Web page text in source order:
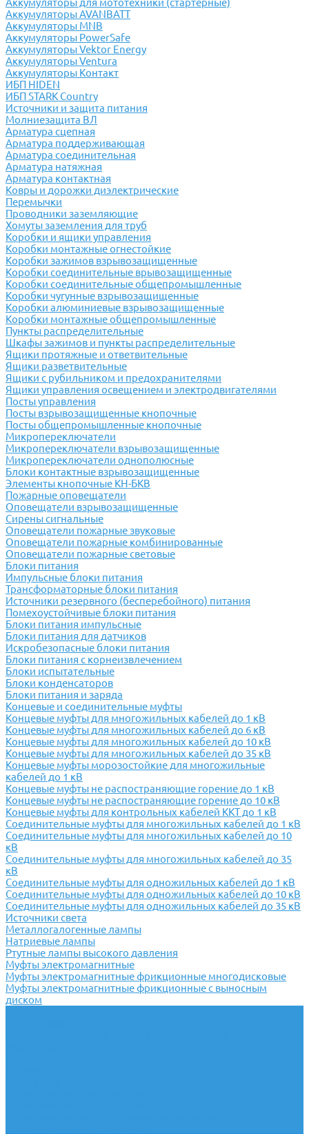
Аккумуляторы для мототехники (стартерные)
Аккумуляторы AVANBATT
Аккумуляторы MNB
Аккумуляторы PowerSafe
Аккумуляторы Vektor Energy
Аккумуляторы Ventura
Аккумуляторы Контакт
ИБП HIDEN
ИБП STARK Country
Источники и защита питания
Молниезащита ВЛ
Арматура сцепная
Арматура поддерживающая
Арматура соединительная
Арматура натяжная
Арматура контактная
Ковры и дорожки диэлектрические
Перемычки
Проводники заземляющие
Хомуты заземления для труб
Коробки и ящики управления
Коробки монтажные огнестойкие
Коробки зажимов взрывозащищенные
Коробки соединительные врывозащищенные
Коробки соединительные общепромышленные
Коробки чугунные взрывозащищенные
Коробки алюминиевые взрывозащищенные
Коробки монтажные общепромышленные
Пункты распределительные
Шкафы зажимов и пункты распределительные
Ящики протяжные и ответвительные
Ящики разветвительные
Ящики с рубильником и предохранителями
Ящики управления освещением и электродвигателями
Посты управления
Посты взрывозащищенные кнопочные
Посты общепромышленные кнопочные
Микропереключатели
Микропереключатели взрывозащищенные
Микропереключатели однополюсные
Блоки контактные взрывозащищенные
Элементы кнопочные КН-БКВ
Пожарные оповещатели
Оповещатели взрывозащищенные
Сирены сигнальные
Оповещатели пожарные звуковые
Оповещатели пожарные комбинированные
Оповещатели пожарные световые
Блоки питания
Импульсные блоки питания
Трансформаторные блоки питания
Источники резервного (бесперебойного) питания
Помехоустойчивые блоки питания
Блоки питания импульсные
Блоки питания для датчиков
Искробезопасные блоки питания
Блоки питания с корнеизвлечением
Блоки испытательные
Блоки конденсаторов
Блоки питания и заряда
Концевые и соединительные муфты
Концевые муфты для многожильных кабелей до 1 кВ
Концевые муфты для многожильных кабелей до 6 кВ
Концевые муфты для многожильных кабелей до 10 кВ
Концевые муфты для многожильных кабелей до 35 кВ
Концевые муфты морозостойкие для многожильные
кабелей до 1 кВ
Концевые муфты не распостраняющие горение до 1 кВ
Концевые муфты не распостраняющие горение до 10 кВ
Концевые муфты для контрольных кабелей ККТ до 1 кВ
Соединительные муфты для многожильных кабелей до 1 кВ
Соединительные муфты для многожильных кабелей до 10
кВ
Соединительные муфты для многожильных кабелей до 35
кВ
Соединительные муфты для одножильных кабелей до 1 кВ
Соединительные муфты для одножильных кабелей до 10 кВ
Соединительные муфты для одножильных кабелей до 35 кВ
Источники света
Металлогалогенные лампы
Натриевые лампы
Ртутные лампы высокого давления
Муфты электромагнитные
Муфты электромагнитные фрикционные многодисковые
Муфты электромагнитные фрикционные с выносным
диском